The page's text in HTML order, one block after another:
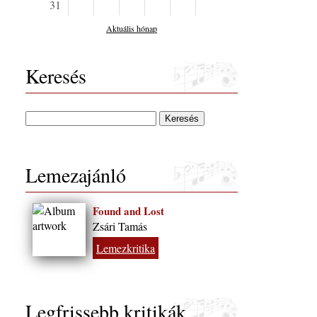
31
Aktuális hónap
Keresés
Lemezajánló
Found and Lost
Zsári Tamás
Lemezkritika
Legfrissebb kritikák